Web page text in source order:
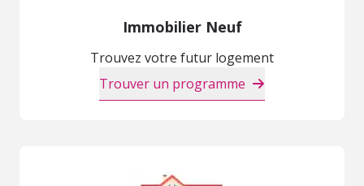
Immobilier Neuf
Trouvez votre futur logement
Trouver un programme